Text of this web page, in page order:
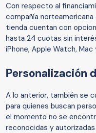
Con respecto al
compañía
tienda cuentan con
hasta 24 cuotas sin
iPhone, Apple Watch, Mac
Personalización
A lo anterior, también se
para quienes buscan
el momento no se
reconocidas y